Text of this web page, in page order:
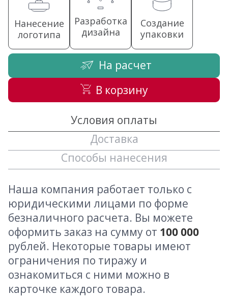
Нанесение
логотипа
Разработка
дизайна
Создание
упаковки
На расчет
В корзину
Условия оплаты
Доставка
Способы нанесения
Наша компания работает только с
юридическими лицами по форме
безналичного расчета. Вы можете
оформить заказ на сумму от 100 000
рублей. Некоторые товары имеют
ограничения по тиражу и
ознакомиться с ними можно в
карточке каждого товара.